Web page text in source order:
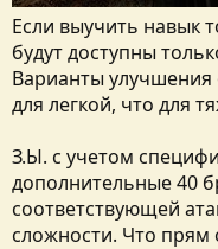
Если выучить навык
будут доступны
Варианты улучшения
для легкой, что для
З.Ы. с учетом
дополнительные 40
соответствующей
сложности. Что прям